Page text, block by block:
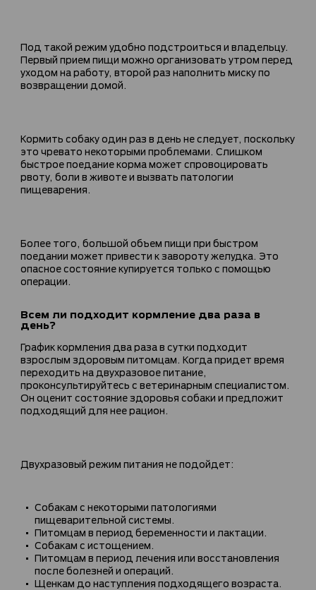
Под такой режим удобно подстроиться и владельцу.
Первый прием пищи можно организовать утром перед
уходом на работу, второй раз наполнить миску по
возвращении домой.
Кормить собаку один раз в день не следует, поскольку
это чревато некоторыми проблемами. Слишком
быстрое поедание корма может спровоцировать
рвоту, боли в животе и вызвать патологии
пищеварения.
Более того, большой объем пищи при быстром
поедании может привести к завороту желудка. Это
опасное состояние купируется только с помощью
операции.
Всем ли подходит кормление два раза в
день?
График кормления два раза в сутки подходит
взрослым здоровым питомцам. Когда придет время
переходить на двухразовое питание,
проконсультируйтесь с ветеринарным специалистом.
Он оценит состояние здоровья собаки и предложит
подходящий для нее рацион.
Двухразовый режим питания не подойдет:
Собакам с некоторыми патологиями
пищеварительной системы.
Питомцам в период беременности и лактации.
Собакам с истощением.
Питомцам в период лечения или восстановления
после болезней и операций.
Щенкам до наступления подходящего возраста.